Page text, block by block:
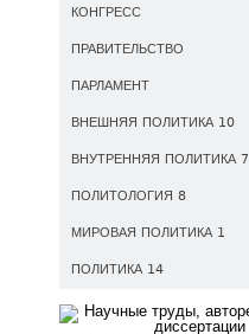
КОНГРЕСС
ПРАВИТЕЛЬСТВО
ПАРЛАМЕНТ
ВНЕШНЯЯ ПОЛИТИКА 10
ВНУТРЕННЯЯ ПОЛИТИКА 7
ПОЛИТОЛОГИЯ 8
МИРОВАЯ ПОЛИТИКА 1
ПОЛИТИКА 14